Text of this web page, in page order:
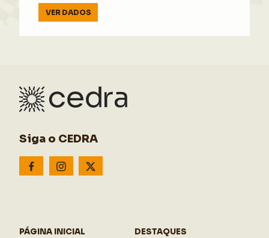
VER DADOS
Siga o CEDRA
PÁGINA INICIAL
DESTAQUES